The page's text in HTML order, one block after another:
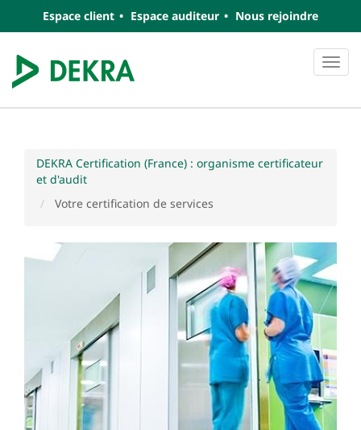
Espace client Espace auditeur Nous rejoindre
DEKRA Certification (France) : organisme certificateur
et d'audit
Votre certification de services